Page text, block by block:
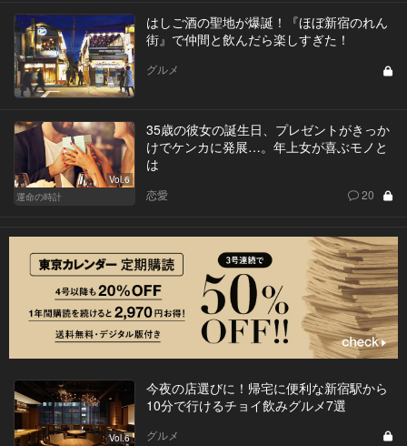
はしご酒の聖地が爆誕！『ほぼ新宿のれん
街』で仲間と飲んだら楽しすぎた！
グルメ
Vol.6
運命の時計
35歳の彼女の誕生日、プレゼントがきっか
けでケンカに発展…。年上女が喜ぶモノと
は
恋愛 20
Vol.6
今夜の店選びに！帰宅に便利な新宿駅から
10分で行けるチョイ飲みグルメ7選
グルメ